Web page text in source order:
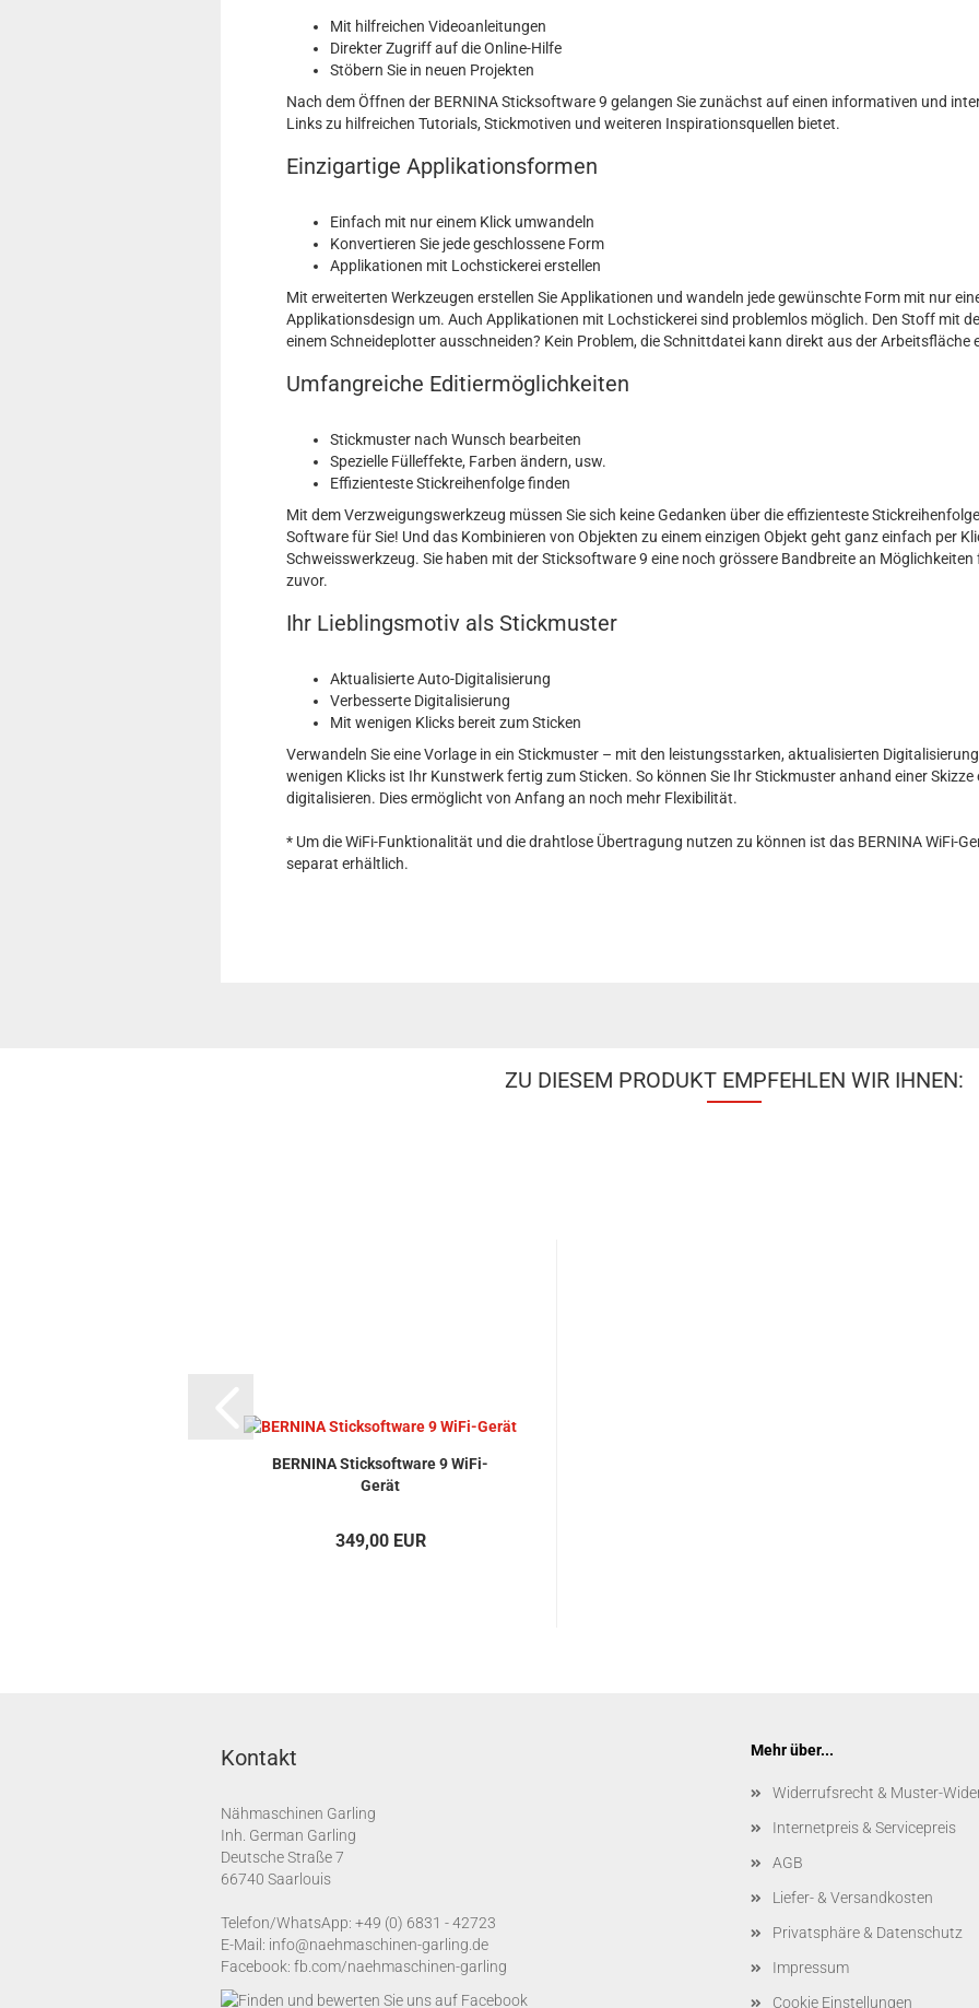
Mit hilfreichen Videoanleitungen
Direkter Zugriff auf die Online-Hilfe
Stöbern Sie in neuen Projekten
Nach dem Öffnen der BERNINA Sticksoftware 9 gelangen Sie zunächst auf einen informativen und
Links zu hilfreichen Tutorials, Stickmotiven und weiteren Inspirationsquellen bietet.
Einzigartige Applikationsformen
Einfach mit nur einem Klick umwandeln
Konvertieren Sie jede geschlossene Form
Applikationen mit Lochstickerei erstellen
Mit erweiterten Werkzeugen erstellen Sie Applikationen und wandeln jede gewünschte Form mit nur
Applikationsdesign um. Auch Applikationen mit Lochstickerei sind problemlos möglich. Den Stoff mit
einem Schneideplotter ausschneiden? Kein Problem, die Schnittdatei kann direkt aus der Arbeitsfläche
Umfangreiche Editiermöglichkeiten
Stickmuster nach Wunsch bearbeiten
Spezielle Fülleffekte, Farben ändern, usw.
Effizienteste Stickreihenfolge finden
Mit dem Verzweigungswerkzeug müssen Sie sich keine Gedanken über die effizienteste
Software für Sie! Und das Kombinieren von Objekten zu einem einzigen Objekt geht ganz einfach per
Schweisswerkzeug. Sie haben mit der Sticksoftware 9 eine noch grössere Bandbreite an
zuvor.
Ihr Lieblingsmotiv als Stickmuster
Aktualisierte Auto-Digitalisierung
Verbesserte Digitalisierung
Mit wenigen Klicks bereit zum Sticken
Verwandeln Sie eine Vorlage in ein Stickmuster – mit den leistungsstarken, aktualisierten
wenigen Klicks ist Ihr Kunstwerk fertig zum Sticken. So können Sie Ihr Stickmuster anhand einer Skizze
digitalisieren. Dies ermöglicht von Anfang an noch mehr Flexibilität.
* Um die WiFi-Funktionalität und die drahtlose Übertragung nutzen zu können ist das BERNINA WiFi-
separat erhältlich.
ZU DIESEM PRODUKT EMPFEHLEN WIR IHNEN:
BERNINA Sticksoftware 9 WiFi-
Gerät
349,00 EUR
Kontakt
Nähmaschinen Garling
Inh. German Garling
Deutsche Straße 7
66740 Saarlouis
Telefon/WhatsApp: +49 (0) 6831 - 42723
E-Mail: info@naehmaschinen-garling.de
Facebook: fb.com/naehmaschinen-garling
Mehr über...
Widerrufsrecht & Muster-
Internetpreis & Servicepreis
AGB
Liefer- & Versandkosten
Privatsphäre & Datenschutz
Impressum
Cookie Einstellungen